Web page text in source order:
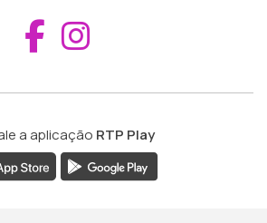
Aceder ao
a aplicação RTP Play